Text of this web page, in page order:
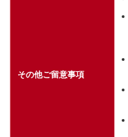
その他ご留意事項